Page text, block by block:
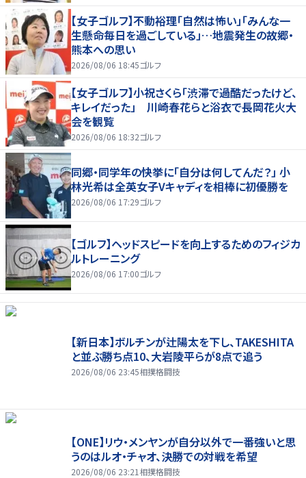
【女子ゴルフ】不動裕理「自然は怖い」「みんな一
生懸命毎日を過ごしている」…地震発生の故郷・
熊本への思い
2026/08/06 18:45ゴルフ
【女子ゴルフ】小祝さくら「渋滞で過酷だったけど、
キレイだった」 川崎春花らと浴衣で長岡花火大
会を観覧
2026/08/06 18:32ゴルフ
同郷・同学年の快挙に「自分は何してんだ？」 小
林光希は全英女子Vキャディを相棒に初優勝を
2026/08/06 17:29ゴルフ
【ゴルフ】ヘッドスピードを向上するためのフィジカ
ルトレーニング
2026/08/06 17:00ゴルフ
【新日本】ボルチンが辻陽太を下し、TAKESHITA
と並ぶ勝ち点10、大岩陵平らが8点で追う
2026/08/06 23:45相撲格闘技
【ONE】リウ・メンヤンが自分以外で一番強いと思
うのはルオ・チャオ、決勝での対戦を希望
2026/08/06 23:21 相撲格闘技